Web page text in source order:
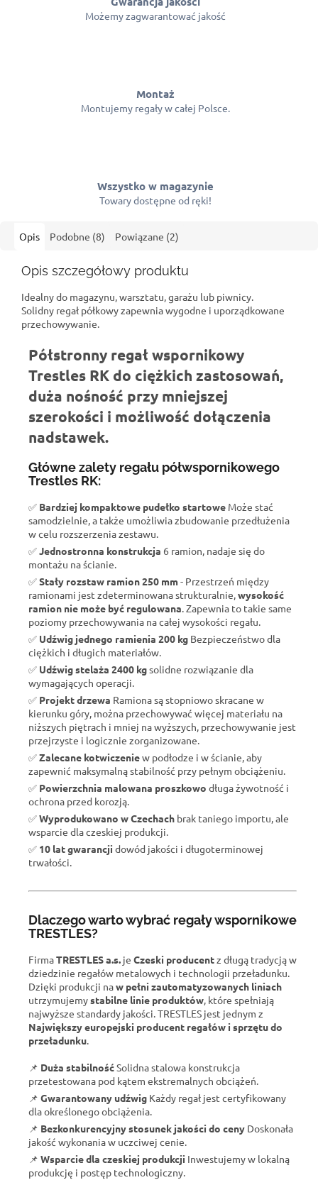
Możemy zagwarantować jakość
Montaż
Montujemy regały w całej Polsce.
Wszystko w magazynie
Towary dostępne od ręki!
Opis Podobne (8) Powiązane (2)
Opis szczegółowy produktu
Idealny do magazynu, warsztatu, garażu lub piwnicy.
Solidny regał półkowy zapewnia wygodne i uporządkowane
przechowywanie.
Półstronny regał wspornikowy
Trestles RK do ciężkich zastosowań,
duża nośność przy mniejszej
szerokości i możliwość dołączenia
nadstawek.
Główne zalety regału półwspornikowego
Trestles RK:
✅ Bardziej kompaktowe pudełko startowe Może stać
samodzielnie, a także umożliwia zbudowanie przedłużenia
w celu rozszerzenia zestawu.
✅Jednostronna konstrukcja 6 ramion, nadaje się do
montażu na ścianie.
✅Stały rozstaw ramion 250 mm- Przestrzeń między
ramionami jest zdeterminowana strukturalnie,wysokość
ramion nie może być regulowana. Zapewnia to takie same
poziomy przechowywania na całej wysokości regału.
✅ Udźwig jednego ramienia 200 kg Bezpieczeństwo dla
ciężkich i długich materiałów.
✅ Udźwig stelaża 2400 kgsolidne rozwiązanie dla
wymagających operacji.
✅ Projekt drzewa Ramiona są stopniowo skracane w
kierunku góry, można przechowywać więcej materiału na
niższych piętrach i mniej na wyższych, przechowywanie jest
przejrzyste i logicznie zorganizowane.
✅Zalecane kotwiczeniew podłodze i w ścianie, aby
zapewnić maksymalną stabilność przy pełnym obciążeniu.
✅ Powierzchnia malowana proszkowo długa żywotność i
ochrona przed korozją.
✅Wyprodukowano w Czechach brak taniego importu, ale
wsparcie dla czeskiej produkcji.
✅ 10 lat gwarancji dowód jakości i długoterminowej
trwałości.
Dlaczego warto wybrać regały wspornikowe
TRESTLES?
FirmaTRESTLES a.s. je Czeski producentz długą tradycją w
dziedzinie regałów metalowych i technologii przeładunku.
Dzięki produkcji naw pełni zautomatyzowanych liniach
utrzymujemystabilne linie produktów, które spełniają
najwyższe standardy jakości. TRESTLES jest jednym z
Największy europejski producent regałów i sprzętu do
przeładunku.
📌 Duża stabilnośćSolidna stalowa konstrukcja
przetestowana pod kątem ekstremalnych obciążeń.
📌 Gwarantowany udźwig Każdy regał jest certyfikowany
dla określonego obciążenia.
📌 Bezkonkurencyjny stosunek jakości do ceny Doskonała
jakość wykonania w uczciwej cenie.
📌 Wsparcie dla czeskiej produkcji Inwestujemy w lokalną
produkcję i postęp technologiczny.